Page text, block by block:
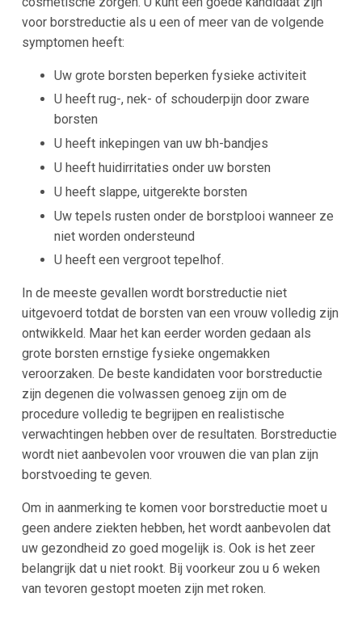
voor borstreductie als u een of meer van de volgende
symptomen heeft:
Uw grote borsten beperken fysieke activiteit
U heeft rug-, nek- of schouderpijn door zware
borsten
U heeft inkepingen van uw bh-bandjes
U heeft huidirritaties onder uw borsten
U heeft slappe, uitgerekte borsten
Uw tepels rusten onder de borstplooi wanneer ze
niet worden ondersteund
U heeft een vergroot tepelhof.
In de meeste gevallen wordt borstreductie niet
uitgevoerd totdat de borsten van een vrouw volledig zijn
ontwikkeld. Maar het kan eerder worden gedaan als
grote borsten ernstige fysieke ongemakken
veroorzaken. De beste kandidaten voor borstreductie
zijn degenen die volwassen genoeg zijn om de
procedure volledig te begrijpen en realistische
verwachtingen hebben over de resultaten. Borstreductie
wordt niet aanbevolen voor vrouwen die van plan zijn
borstvoeding te geven.
Om in aanmerking te komen voor borstreductie moet u
geen andere ziekten hebben, het wordt aanbevolen dat
uw gezondheid zo goed mogelijk is. Ook is het zeer
belangrijk dat u niet rookt. Bij voorkeur zou u 6 weken
van tevoren gestopt moeten zijn met roken.